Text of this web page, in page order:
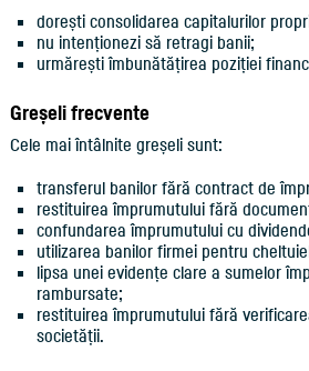
dorești consolidarea capitalurilor
nu intenționezi să retragi banii;
urmărești îmbunătățirea poziției
Greșeli frecvente
Cele mai întâlnite greșeli sunt:
transferul banilor fără contract de
restituirea împrumutului fără
confundarea împrumutului cu
utilizarea banilor firmei pentru
lipsa unei evidențe clare a sumelor
rambursate;
restituirea împrumutului fără
societății.